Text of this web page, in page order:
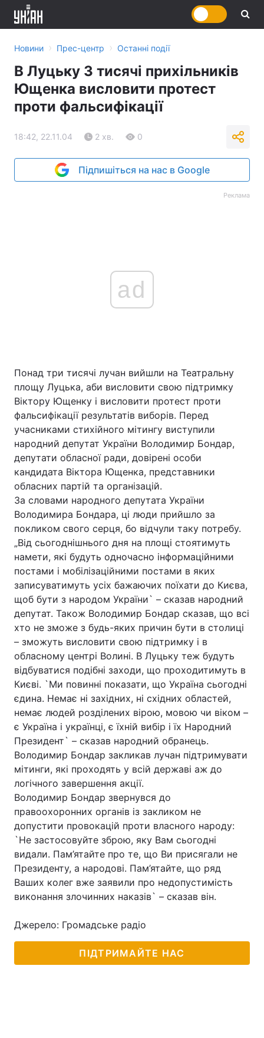
Україна Політика
Економіка Світ
Спорт Наука
Техно і зв'язок Лайт
Зброя Інциденти
Здоров'я Туризм
Цікавинки Погода
Екологія Регіони
Лонгріди
Відео з Youtube Статті
Інтерв'ю Думки
Архів Вакансії
Контакти
Новини › Прес-центр › Останні події
В Луцьку 3 тисячі прихільників
Ющенка висловити протест
проти фальсифікації
18:42, 22.11.04 2 хв. 0
Підпишіться на нас в Google
Реклама
ad
Понад три тисячі лучан вийшли на Театральну
площу Луцька, аби висловити свою підтримку
Віктору Ющенку і висловити протест проти
фальсифікації результатів виборів. Перед
учасниками стихійного мітингу виступили
народний депутат України Володимир Бондар,
депутати обласної ради, довірені особи
кандидата Віктора Ющенка, представники
обласних партій та організацій.
За словами народного депутата України
Володимира Бондара, ці люди прийшло за
покликом свого серця, бо відчули таку потребу.
„Від сьогоднішнього дня на площі стоятимуть
намети, які будуть одночасно інформаційними
постами і мобілізаційними постами в яких
записуватимуть усіх бажаючих поїхати до Києва,
щоб бути з народом України` – сказав народний
депутат. Також Володимир Бондар сказав, що всі
хто не зможе з будь-яких причин бути в столиці
– зможуть висловити свою підтримку і в
обласному центрі Волині. В Луцьку теж будуть
відбуватися подібні заходи, що проходитимуть в
Києві. `Ми повинні показати, що Україна сьогодні
єдина. Немає ні західних, ні східних областей,
немає людей розділених вірою, мовою чи віком –
є Україна і українці, є їхній вибір і їх Народний
Президент` – сказав народний обранець.
Володимир Бондар закликав лучан підтримувати
мітинги, які проходять у всій державі аж до
логічного завершення акції.
Володимир Бондар звернувся до
правоохоронних органів із закликом не
допустити провокацій проти власного народу:
`Не застосовуйте зброю, яку Вам сьогодні
видали. Пам’ятайте про те, що Ви присягали не
Президенту, а народові. Пам’ятайте, що ряд
Ваших колег вже заявили про недопустимість
виконання злочинних наказів` – сказав він.
Джерело: Громадське радіо
ПІДТРИМАЙТЕ НАС